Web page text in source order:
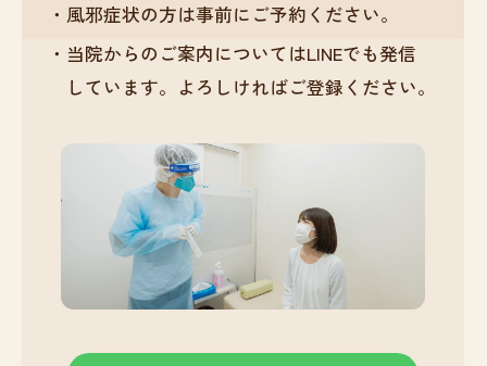
風邪症状の方は事前にご予約ください。
当院からのご案内についてはLINEでも発信
しています。 よろしければご登録ください。